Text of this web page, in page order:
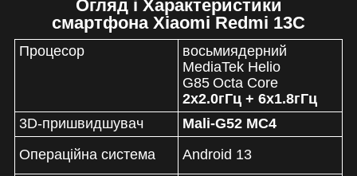
Огляд і Характеристики
смартфона Xiaomi Redmi 13С
Процесор
восьмиядерний
MediaTek Helio
G85 Octa Core
2x2.0гГц + 6x1.8гГц
3D-пришвидшувач
Mali-G52 MC4
Операційна система
Android 13